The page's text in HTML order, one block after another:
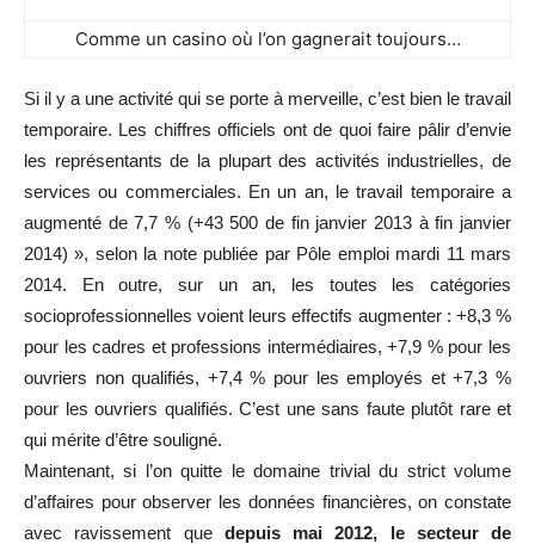
Comme un casino où l’on gagnerait toujours…
Si il y a une activité qui se porte à merveille, c’est bien le travail
temporaire. Les chiffres officiels ont de quoi faire pâlir d’envie
les représentants de la plupart des activités industrielles, de
services ou commerciales. En un an, le travail temporaire a
augmenté de 7,7 % (+43 500 de fin janvier 2013 à fin janvier
2014) », selon la note publiée par Pôle emploi mardi 11 mars
2014. En outre, sur un an, les toutes les catégories
socioprofessionnelles voient leurs effectifs augmenter : +8,3 %
pour les cadres et professions intermédiaires, +7,9 % pour les
ouvriers non qualifiés, +7,4 % pour les employés et +7,3 %
pour les ouvriers qualifiés. C’est une sans faute plutôt rare et
qui mérite d’être souligné.
Maintenant, si l’on quitte le domaine trivial du strict volume
d’affaires pour observer les données financières, on constate
avec ravissement que depuis mai 2012, le secteur de